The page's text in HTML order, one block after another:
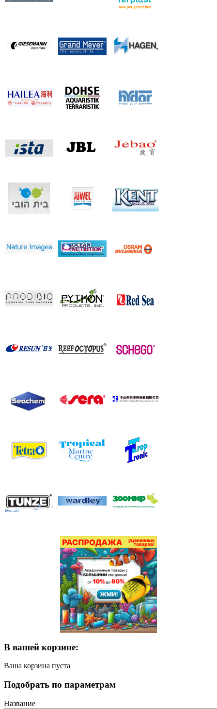
В вашей корзине:
Ваша корзина пуста
Подобрать по параметрам
Название